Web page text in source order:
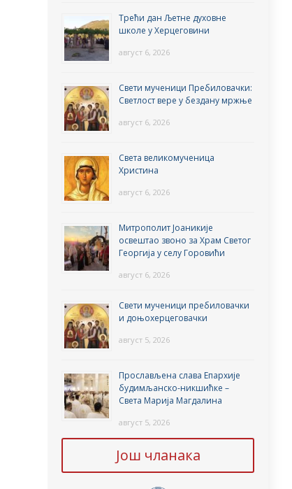
Трећи дан Љетне духовне
школе у Херцеговини
август 6, 2026
Свети мученици Пребиловачки:
Светлост вере у бездану мржње
август 6, 2026
Света великомученица
Христина
август 6, 2026
Митрополит Јоаникије
освештао звоно за Храм Светог
Георгија у селу Горовићи
август 6, 2026
Свети мученици пребиловачки
и доњохерцеговачки
август 5, 2026
Прослављена слава Епархије
будимљанско-никшићке –
Света Марија Магдалина
август 5, 2026
Још чланака